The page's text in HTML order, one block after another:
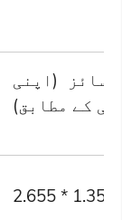
سائز (اپنی
کے مطابق)
2.655 * 1.35m